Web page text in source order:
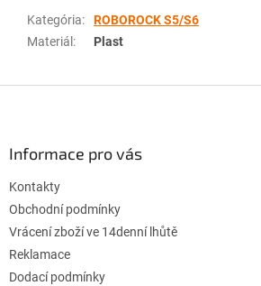
Kategória:
ROBOROCK S5/S6
Materiál : Plast
Informace pro vás
Kontakty
Obchodní podmínky
Vrácení zboží ve 14denní lhůtě
Reklamace
Dodací podmínky